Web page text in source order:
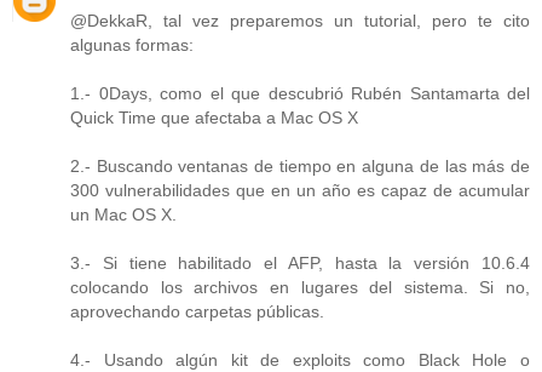
@DekkaR, tal vez preparemos un tutorial, pero te cito
algunas formas:
1.- 0Days, como el que descubrió Rubén Santamarta del
Quick Time que afectaba a Mac OS X
2.- Buscando ventanas de tiempo en alguna de las más de
300 vulnerabilidades que en un año es capaz de acumular
un Mac OS X.
3.- Si tiene habilitado el AFP, hasta la versión 10.6.4
colocando los archivos en lugares del sistema. Si no,
aprovechando carpetas públicas.
4.- Usando algún kit de exploits como Black Hole o